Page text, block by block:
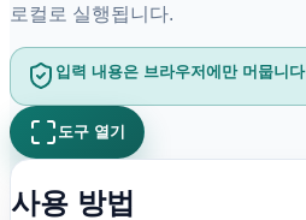
로컬로 실행됩니다.
입력 내용은 브라우저에만 머뭅니다
도구 열기
사용 방법